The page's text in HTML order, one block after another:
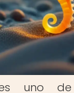
uno de